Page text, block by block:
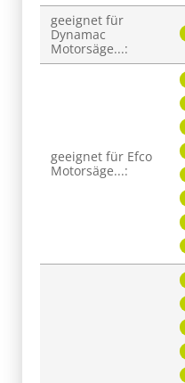
geeignet für
Dynamac
Motorsäge...:
geeignet für Efco
Motorsäge...: